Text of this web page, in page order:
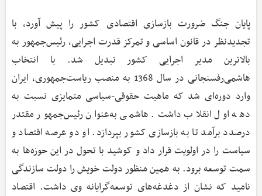
پایان جنگ ضرورت بازسازی اقتصادی کشور را پیش آورد، با
تجدیدنظر در قانون اساسی و تمرکز قدرت اجرایی، رئیس‌جمهور به
بالاترین مدیر اجرایی کشور تبدیل شد. با انتخاب
هاشمی‌رفسنجانی در سال 1368 به منصب ریاست‌جمهوری، ایران
وارد دوره‌ای شد که ماهیت حقوقی-سیاسی متمایزی نسبت به
دهه اول انقلاب داشت. هاشمی به‌عنوان رئیس‌جمهور مقتدر
درصدد برآمد تا به بازسازی کشور بپردازد. او دو عرصه اقتصاد و
سیاست را در اولویت قرار داد و کوشید با تحول در این حوزه‌ها به
سمت توسعه برود. به همین منظور دولت خویش را دولت سازندگی
نامید که نشان از دغدغه‌های توسعه‌گرایانه وی داشت. اقتصاد